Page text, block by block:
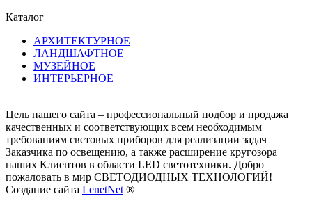
Каталог
АРХИТЕКТУРНОЕ
ЛАНДШАФТНОЕ
МУЗЕЙНОЕ
ИНТЕРЬЕРНОЕ
Цель нашего сайта – профессиональный подбор и продажа
качественных и соответствующих всем необходимым
требованиям световых приборов для реализации задач
Заказчика по освещению, а также расширение кругозора
наших Клиентов в области LED светотехники. Добро
пожаловать в мир СВЕТОДИОДНЫХ ТЕХНОЛОГИЙ!
Создание сайта LenetNet ®